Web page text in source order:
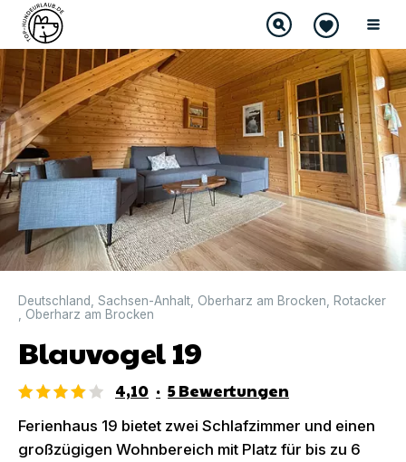
DIREKT BUCHBAR
Deutschland Sachsen-Anhalt Oberharz am Brocken
Rotacker
Oberharz am Brocken
Blauvogel 19
4,10 · 5Bewertungen
Ferienhaus 19 bietet zwei Schlafzimmer und einen
großzügigen Wohnbereich mit Platz für bis zu 6